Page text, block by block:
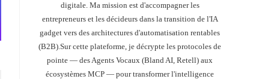
digitale. Ma mission est d'accompagner les
entrepreneurs et les décideurs dans la transition de l'IA
gadget vers des architectures d'automatisation rentables
(B2B).Sur cette plateforme, je décrypte les protocoles de
pointe — des Agents Vocaux (Bland AI, Retell) aux
écosystèmes MCP — pour transformer l'intelligence